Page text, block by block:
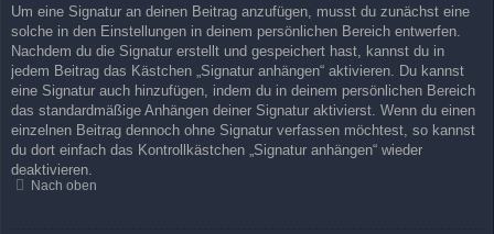
Um eine Signatur an deinen Beitrag anzufügen, musst du zunächst eine
solche in den Einstellungen in deinem persönlichen Bereich entwerfen.
Nachdem du die Signatur erstellt und gespeichert hast, kannst du in
jedem Beitrag das Kästchen „Signatur anhängen“ aktivieren. Du kannst
eine Signatur auch hinzufügen, indem du in deinem persönlichen Bereich
das standardmäßige Anhängen deiner Signatur aktivierst. Wenn du einen
einzelnen Beitrag dennoch ohne Signatur verfassen möchtest, so kannst
du dort einfach das Kontrollkästchen „Signatur anhängen“ wieder
deaktivieren.
Nach oben